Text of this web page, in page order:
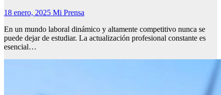
18 enero, 2025 Mi Prensa
En un mundo laboral dinámico y altamente competitivo nunca se
puede dejar de estudiar. La actualización profesional constante es
esencial…